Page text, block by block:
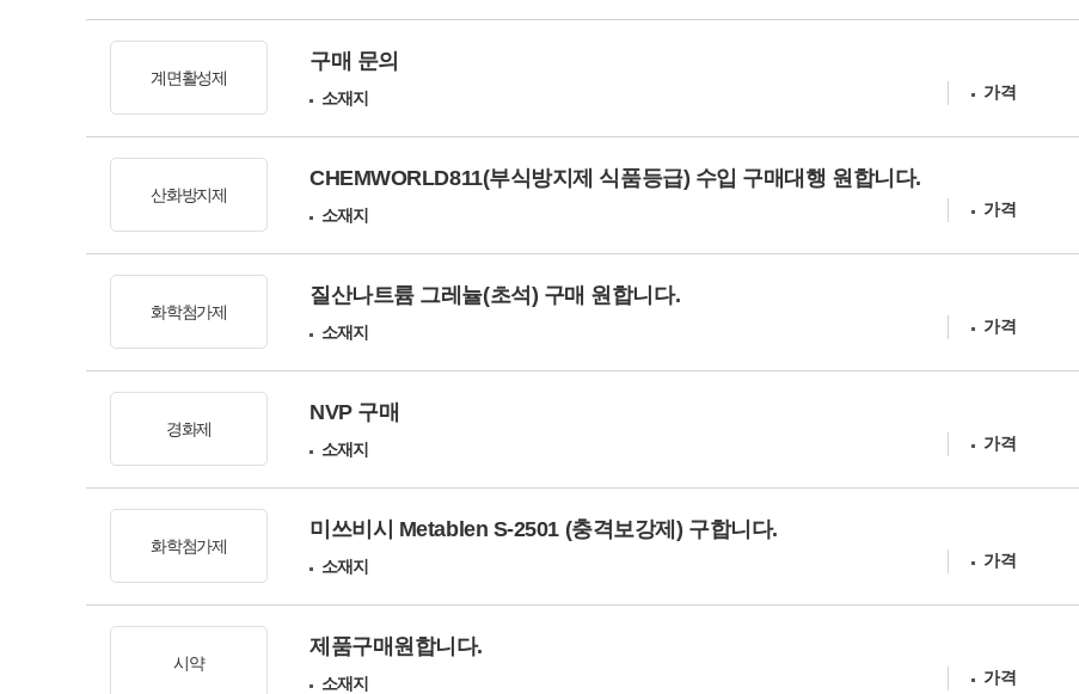
계면활성제
구매 문의
소재지 가격
산화방지제
CHEMWORLD811(부식방지제 식품등급) 수입 구매대행 원합니다.
소재지 가격
화학첨가제
질산나트륨 그레뉼(초석) 구매 원합니다.
소재지 가격
경화제
NVP 구매
소재지 가격
화학첨가제
미쓰비시 Metablen S-2501 (충격보강제) 구합니다.
소재지 가격
시약
제품구매원합니다.
소재지 가격